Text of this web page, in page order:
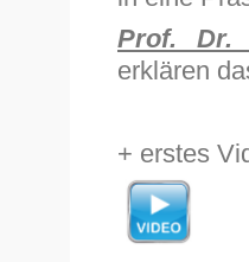
Prof. Dr.
erklären
+ erstes